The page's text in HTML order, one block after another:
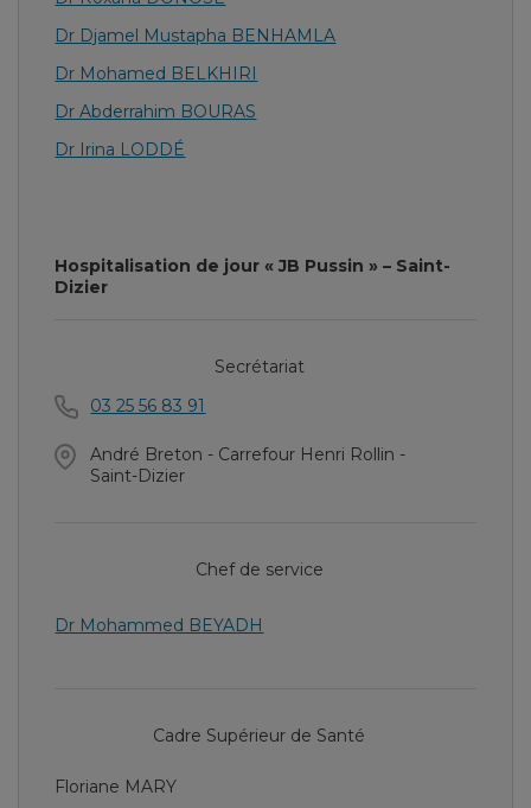
Dr Djamel Mustapha BENHAMLA
Dr Mohamed BELKHIRI
Dr Abderrahim BOURAS
Dr Irina LODDÉ
Hospitalisation de jour « JB Pussin » – Saint-
Dizier
Secrétariat
03 25 56 83 91
André Breton - Carrefour Henri Rollin -
Saint-Dizier
Chef de service
Dr Mohammed BEYADH
Cadre Supérieur de Santé
Floriane MARY